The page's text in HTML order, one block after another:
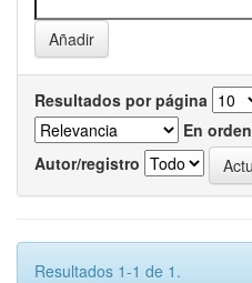
Resultados por página
En orden
Autor/registro
Resultados 1-1 de 1.